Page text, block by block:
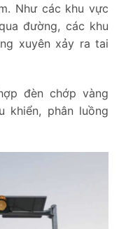
Như các khu vực
đường, các khu
xuyên xảy ra tai
đèn chớp vàng
khiển, phân luồng